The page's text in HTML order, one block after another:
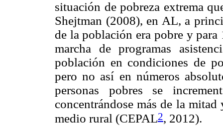
situación de pobreza extrema
Shejtman (2008), en AL, a
de la población era pobre y
marcha de programas
población en condiciones de
pero no así en números
personas pobres se
concentrándose más de la
medio rural (CEPAL2, 2012).